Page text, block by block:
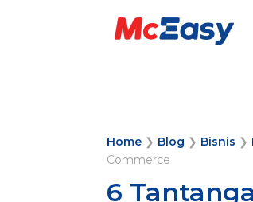
Home ❯ Blog ❯ Bisnis ❯
Commerce
6